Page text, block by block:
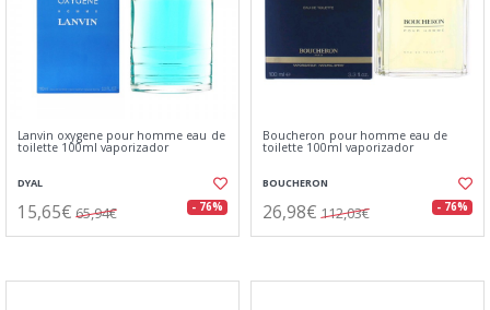
Lanvin oxygene pour homme eau de
toilette 100ml vaporizador
DYAL
15,65€ 65,94€ - 76%
Boucheron pour homme eau de
toilette 100ml vaporizador
BOUCHERON
26,98€ 112,03€ - 76%